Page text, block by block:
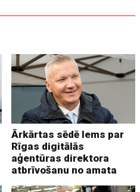
Ārkārtas sēdē lems par
Rīgas digitālās
aģentūras direktora
atbrīvošanu no amata